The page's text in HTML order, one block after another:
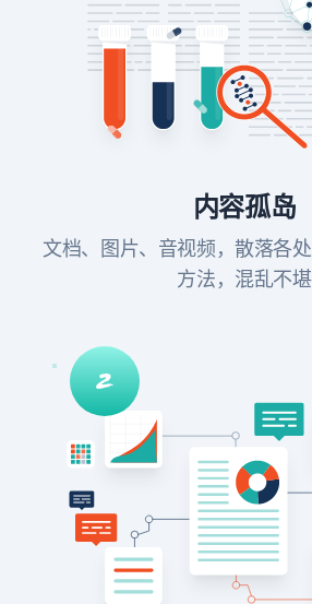
内容孤岛
文档、图片、音视频，散落各
方法，混乱不堪